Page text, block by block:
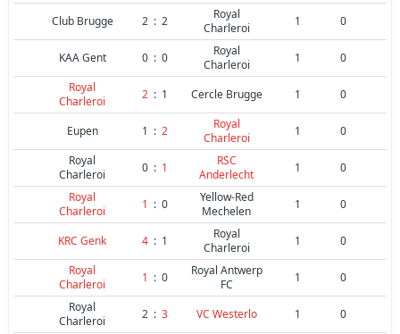
Club Brugge 2 : 2
Royal
Charleroi
1 0
KAA Gent 0 : 0
Royal
Charleroi
1
0
Royal
Charleroi
2 : 1 Cercle Brugge 1 0
Eupen 1 : 2
Royal
Charleroi
1
0
Royal
Charleroi
0 : 1
RSC
Anderlecht
1
0
Royal
Charleroi
1 : 0
Yellow-Red
Mechelen
1 0
KRC Genk 4 : 1
Royal
Charleroi
1
0
Royal
Charleroi
1 : 0
Royal Antwerp
FC
1
0
Royal
Charleroi
2 : 3 VC Westerlo 1
0